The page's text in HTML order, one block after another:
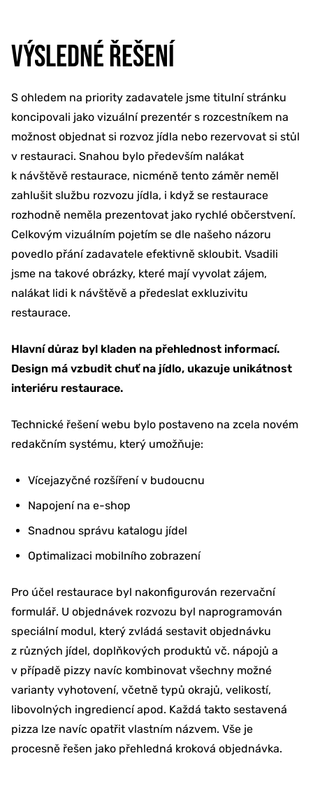
VÝSLEDNÉ ŘEŠENÍ
S ohledem na priority zadavatele jsme titulní stránku
koncipovali jako vizuální prezentér s rozcestníkem na
možnost objednat si rozvoz jídla nebo rezervovat si stůl
v restauraci. Snahou bylo především nalákat
k návštěvě restaurace, nicméně tento záměr neměl
zahlušit službu rozvozu jídla, i když se restaurace
rozhodně neměla prezentovat jako rychlé občerstvení.
Celkovým vizuálním pojetím se dle našeho názoru
povedlo přání zadavatele efektivně skloubit. Vsadili
jsme na takové obrázky, které mají vyvolat zájem,
nalákat lidi k návštěvě a předeslat exkluzivitu
restaurace.
Hlavní důraz byl kladen na přehlednost informací.
Design má vzbudit chuť na jídlo, ukazuje unikátnost
interiéru restaurace.
Technické řešení webu bylo postaveno na zcela novém
redakčním systému, který umožňuje:
Vícejazyčné rozšíření v budoucnu
Napojení na e-shop
Snadnou správu katalogu jídel
Optimalizaci mobilního zobrazení
Pro účel restaurace byl nakonfigurován rezervační
formulář. U objednávek rozvozu byl naprogramován
speciální modul, který zvládá sestavit objednávku
z různých jídel, doplňkových produktů vč. nápojů a
v případě pizzy navíc kombinovat všechny možné
varianty vyhotovení, včetně typů okrajů, velikostí,
libovolných ingrediencí apod. Každá takto sestavená
pizza lze navíc opatřit vlastním názvem. Vše je
procesně řešen jako přehledná kroková objednávka.